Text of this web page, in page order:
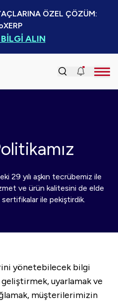
ÖZEL ÇÖZÜM:
ALIN
29 yılı aşkın tecrübemiz ile
ve ürün kalitesini de elde
ile pekiştirdik.
yönetebilecek bilgi
uyarlamak ve
müşterilerimizin